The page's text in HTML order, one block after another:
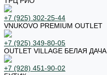
+7 (925) 302-25-44
VNUKOVO PREMIUM OUTLET
+7 (925) 349-80-05
OUTLET VILLAGE БЕЛАЯ ДАЧА
+7 (928) 451-90-02